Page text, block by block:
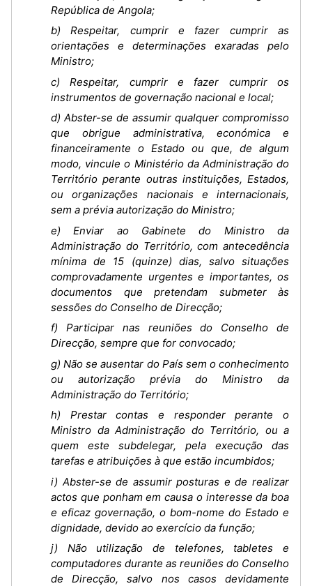
República de Angola;
b) Respeitar, cumprir e fazer cumprir as
orientações e determinações exaradas pelo
Ministro;
c) Respeitar, cumprir e fazer cumprir os
instrumentos de governação nacional e local;
d) Abster-se de assumir qualquer compromisso
que obrigue administrativa, económica e
financeiramente o Estado ou que, de algum
modo, vincule o Ministério da Administração do
Território perante outras instituições, Estados,
ou organizações nacionais e internacionais,
sem a prévia autorização do Ministro;
e) Enviar ao Gabinete do Ministro da
Administração do Território, com antecedência
mínima de 15 (quinze) dias, salvo situações
comprovadamente urgentes e importantes, os
documentos que pretendam submeter às
sessões do Conselho de Direcção;
f) Participar nas reuniões do Conselho de
Direcção, sempre que for convocado;
g) Não se ausentar do País sem o conhecimento
ou autorização prévia do Ministro da
Administração do Território;
h) Prestar contas e responder perante o
Ministro da Administração do Território, ou a
quem este subdelegar, pela execução das
tarefas e atribuições à que estão incumbidos;
i) Abster-se de assumir posturas e de realizar
actos que ponham em causa o interesse da boa
e eficaz governação, o bom-nome do Estado e
dignidade, devido ao exercício da função;
j) Não utilização de telefones, tabletes e
computadores durante as reuniões do Conselho
de Direcção, salvo nos casos devidamente